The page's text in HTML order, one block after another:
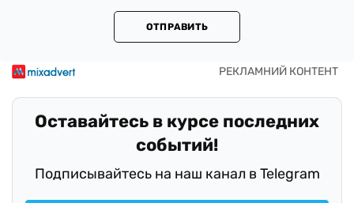
ОТПРАВИТЬ
Оставайтесь в курсе последних
событий!
Подписывайтесь на наш канал в Telegram